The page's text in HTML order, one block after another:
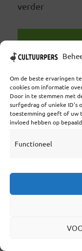
Om de beste ervaringen
cookies om informatie
Door in te stemmen met
surfgedrag of unieke ID's
toestemming geeft of uw
invloed hebben op
Functioneel
verder
2 maanden geleden
BRECHT’S
HOLLAND
HELDER